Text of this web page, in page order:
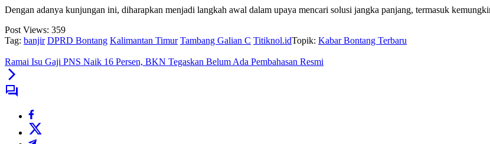
Dengan adanya kunjungan ini, diharapkan menjadi langkah awal dalam upaya mencari solusi jangka panjang, termasuk
Post Views: 359
Tag: banjir DPRD Bontang Kalimantan Timur Tambang Galian C Titiknol.idTopik: Kabar Bontang Terbaru
Ramai Isu Gaji PNS Naik 16 Persen, BKN Tegaskan Belum Ada Pembahasan Resmi